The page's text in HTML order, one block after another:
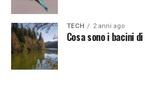
TECH 2 anni ago
Cosa sono i bacini